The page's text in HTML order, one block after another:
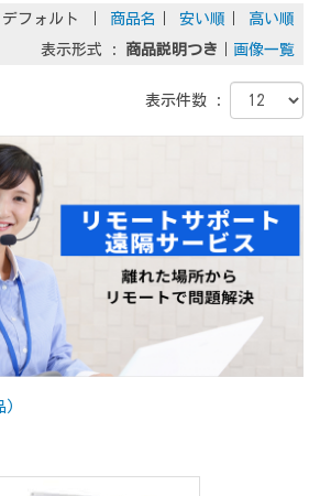
フォルト ｜ 商品名 安い順
高い順
表示形式 : 商品説明つき 画像一覧
表示件数 :
)